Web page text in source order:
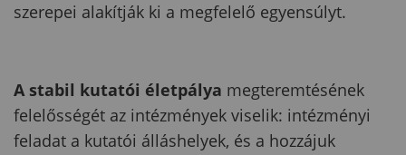
szerepei alakítják ki a megfelelő egyensúlyt.
A stabil kutatói életpálya megteremtésének
felelősségét az intézmények viselik: intézményi
feladat a kutatói álláshelyek, és a hozzájuk